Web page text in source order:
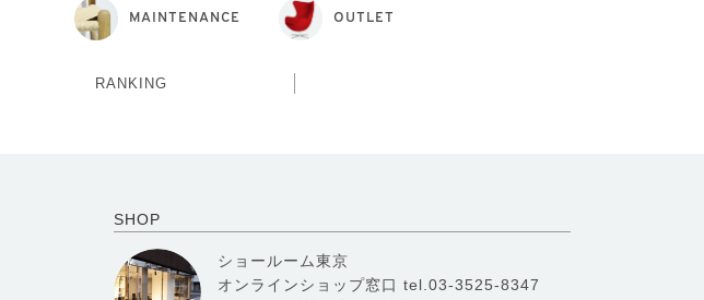
MAINTENANCE OUTLET
RANKING
SHOP
ショールーム東京
オンラインショップ窓口 tel.03-3525-8347